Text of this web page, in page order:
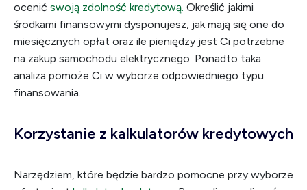
ocenić swoją zdolność kredytową. Określić jakimi
środkami finansowymi dysponujesz, jak mają się one do
miesięcznych opłat oraz ile pieniędzy jest Ci potrzebne
na zakup samochodu elektrycznego. Ponadto taka
analiza pomoże Ci w wyborze odpowiedniego typu
finansowania.
Korzystanie z kalkulatorów kredytowych
Narzędziem, które będzie bardzo pomocne przy wyborze